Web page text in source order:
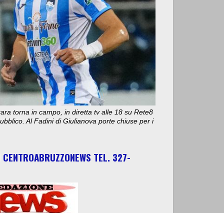
torna in campo, in diretta tv alle 18 su Rete8
Al Fadini di Giulianova porte chiuse per i
CENTROABRUZZONEWS TEL. 327-